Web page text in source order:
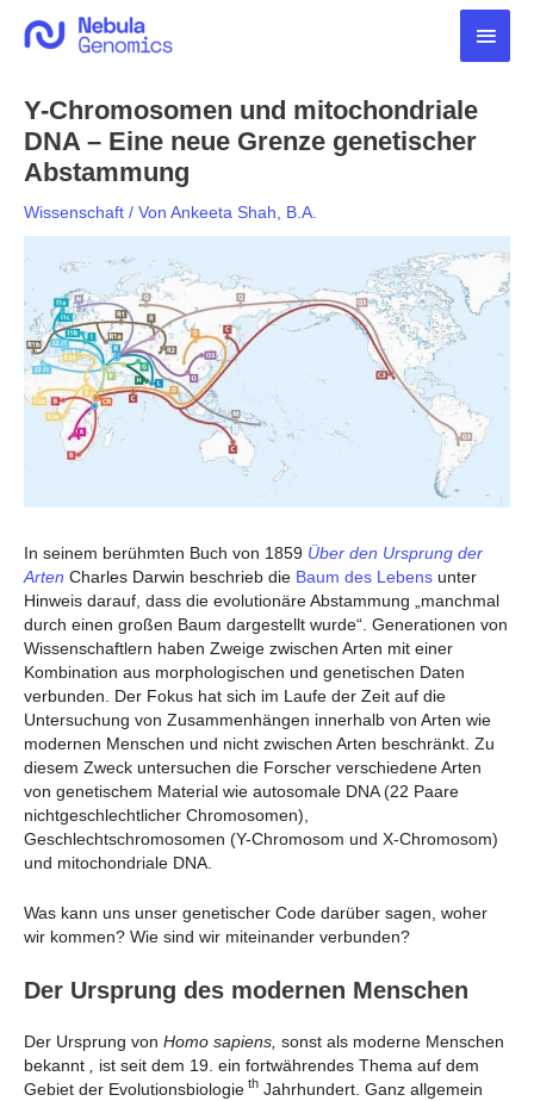
Inhalt
Y-Chromosomen und mitochondriale
DNA – Eine neue Grenze genetischer
Abstammung
Wissenschaft / Von Ankeeta Shah, B.A.
In seinem berühmten Buch von 1859 Über den Ursprung der
Arten Charles Darwin beschrieb die Baum des Lebens unter
Hinweis darauf, dass die evolutionäre Abstammung „manchmal
durch einen großen Baum dargestellt wurde“. Generationen von
Wissenschaftlern haben Zweige zwischen Arten mit einer
Kombination aus morphologischen und genetischen Daten
verbunden. Der Fokus hat sich im Laufe der Zeit auf die
Untersuchung von Zusammenhängen innerhalb von Arten wie
modernen Menschen und nicht zwischen Arten beschränkt. Zu
diesem Zweck untersuchen die Forscher verschiedene Arten
von genetischem Material wie autosomale DNA (22 Paare
nichtgeschlechtlicher Chromosomen),
Geschlechtschromosomen (Y-Chromosom und X-Chromosom)
und mitochondriale DNA.
Was kann uns unser genetischer Code darüber sagen, woher
wir kommen? Wie sind wir miteinander verbunden?
Der Ursprung des modernen Menschen
Der Ursprung von Homo sapiens, sonst als moderne Menschen
bekannt
ist seit dem 19. ein fortwährendes Thema auf dem
Gebiet der Evolutionsbiologie th Jahrhundert. Ganz allgemein